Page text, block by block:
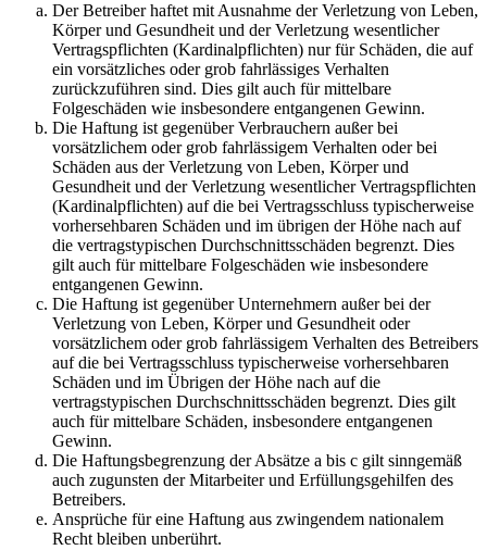
Der Betreiber haftet mit Ausnahme der Verletzung von Leben,
Körper und Gesundheit und der Verletzung wesentlicher
Vertragspflichten (Kardinalpflichten) nur für Schäden, die auf
ein vorsätzliches oder grob fahrlässiges Verhalten
zurückzuführen sind. Dies gilt auch für mittelbare
Folgeschäden wie insbesondere entgangenen Gewinn.
Die Haftung ist gegenüber Verbrauchern außer bei
vorsätzlichem oder grob fahrlässigem Verhalten oder bei
Schäden aus der Verletzung von Leben, Körper und
Gesundheit und der Verletzung wesentlicher Vertragspflichten
(Kardinalpflichten) auf die bei Vertragsschluss typischerweise
vorhersehbaren Schäden und im übrigen der Höhe nach auf
die vertragstypischen Durchschnittsschäden begrenzt. Dies
gilt auch für mittelbare Folgeschäden wie insbesondere
entgangenen Gewinn.
Die Haftung ist gegenüber Unternehmern außer bei der
Verletzung von Leben, Körper und Gesundheit oder
vorsätzlichem oder grob fahrlässigem Verhalten des Betreibers
auf die bei Vertragsschluss typischerweise vorhersehbaren
Schäden und im Übrigen der Höhe nach auf die
vertragstypischen Durchschnittsschäden begrenzt. Dies gilt
auch für mittelbare Schäden, insbesondere entgangenen
Gewinn.
Die Haftungsbegrenzung der Absätze a bis c gilt sinngemäß
auch zugunsten der Mitarbeiter und Erfüllungsgehilfen des
Betreibers.
Ansprüche für eine Haftung aus zwingendem nationalem
Recht bleiben unberührt.